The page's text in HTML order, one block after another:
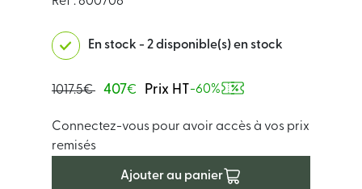
En stock - 2 disponible(s) en stock
1017.5€ 407€ Prix HT-60%
Connectez-vous pour avoir accès à vos prix
remisés
Ajouter au panier